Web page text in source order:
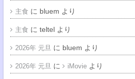
主食 に bluem より
主食 に teltelより
2026年 元旦 に bluem より
2026年 元旦 に iMovieより